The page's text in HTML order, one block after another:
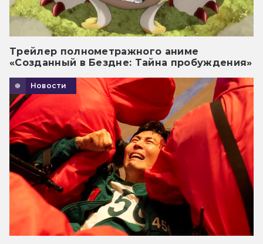
Трейлер полнометражного аниме
«Созданный в Бездне: Тайна пробуждения»
Новости